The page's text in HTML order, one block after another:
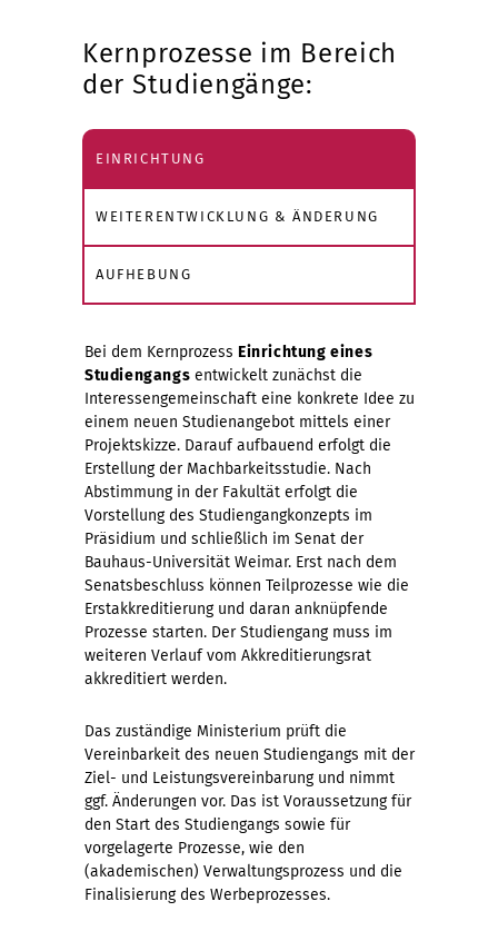
Kernprozesse im Bereich
der Studiengänge:
EINRICHTUNG
WEITERENTWICKLUNG & ÄNDERUNG
AUFHEBUNG
Bei dem Kernprozess Einrichtung eines
Studiengangs entwickelt zunächst die
Interessengemeinschaft eine konkrete Idee zu
einem neuen Studienangebot mittels einer
Projektskizze. Darauf aufbauend erfolgt die
Erstellung der Machbarkeitsstudie. Nach
Abstimmung in der Fakultät erfolgt die
Vorstellung des Studiengangkonzepts im
Präsidium und schließlich im Senat der
Bauhaus-Universität Weimar. Erst nach dem
Senatsbeschluss können Teilprozesse wie die
Erstakkreditierung und daran anknüpfende
Prozesse starten. Der Studiengang muss im
weiteren Verlauf vom Akkreditierungsrat
akkreditiert werden.
Das zuständige Ministerium prüft die
Vereinbarkeit des neuen Studiengangs mit der
Ziel- und Leistungsvereinbarung und nimmt
ggf. Änderungen vor. Das ist Voraussetzung für
den Start des Studiengangs sowie für
vorgelagerte Prozesse, wie den
(akademischen) Verwaltungsprozess und die
Finalisierung des Werbeprozesses.